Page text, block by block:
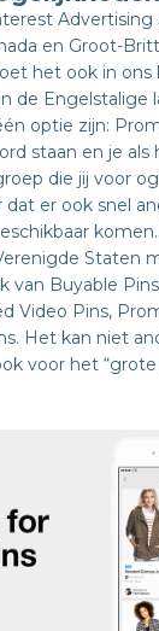
Advertising
en Groot-
het ook in ons
de Engelstalige
optie zijn:
staan en je als
die jij voor
er ook snel
Staten
van Buyable
Video Pins,
Het kan niet
voor het “grote